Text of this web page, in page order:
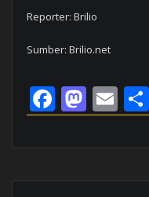
Reporter: Brilio
Sumber: Brilio.net
Facebook